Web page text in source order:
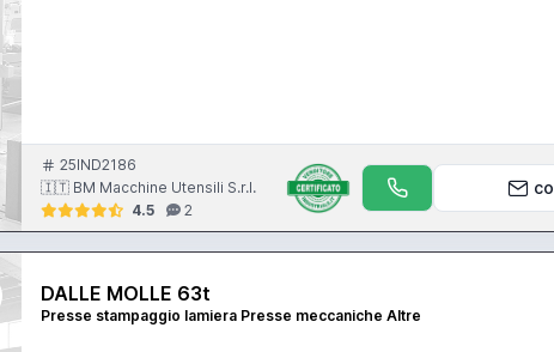
25IND2186
🇮🇹 BM Macchine Utensili S.r.l.
4.5
2
DALLE MOLLE 63t
Presse stampaggio lamiera Presse meccaniche Altre